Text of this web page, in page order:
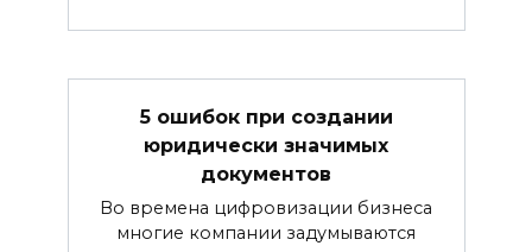
5 ошибок при создании
юридически значимых
документов
Во времена цифровизации бизнеса
многие компании задумываются